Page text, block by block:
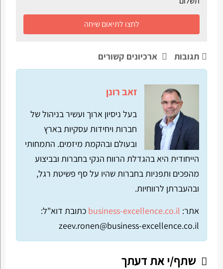
לחצו לתיאום שיחה
תגובות ארכיונים קשורים
זאב רונן
בעל ניסיון ארוך ועשיר בניהול של
חברות ויחידות עסקיות בארץ
ובעולם ובהקמת מיזמים. התמחותי
הייחודית היא בהגדלת הרווח הנקי בחברות ובביצוע
מהפכים ותפניות בחברות שהיו על סף פשיטת רגל,
ובהעברתן לרווחיות.
אתר: business-excellence.co.il כתובת דוא"ל:
zeev.ronen@business-excellence.co.il
שתף/י את דעתך